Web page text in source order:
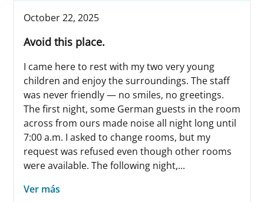
October 22, 2025
Avoid this place.
I came here to rest with my two very young
children and enjoy the surroundings. The staff
was never friendly — no smiles, no greetings.
The first night, some German guests in the room
across from ours made noise all night long until
7:00 a.m. I asked to change rooms, but my
request was refused even though other rooms
were available. The following night,...
Ver más